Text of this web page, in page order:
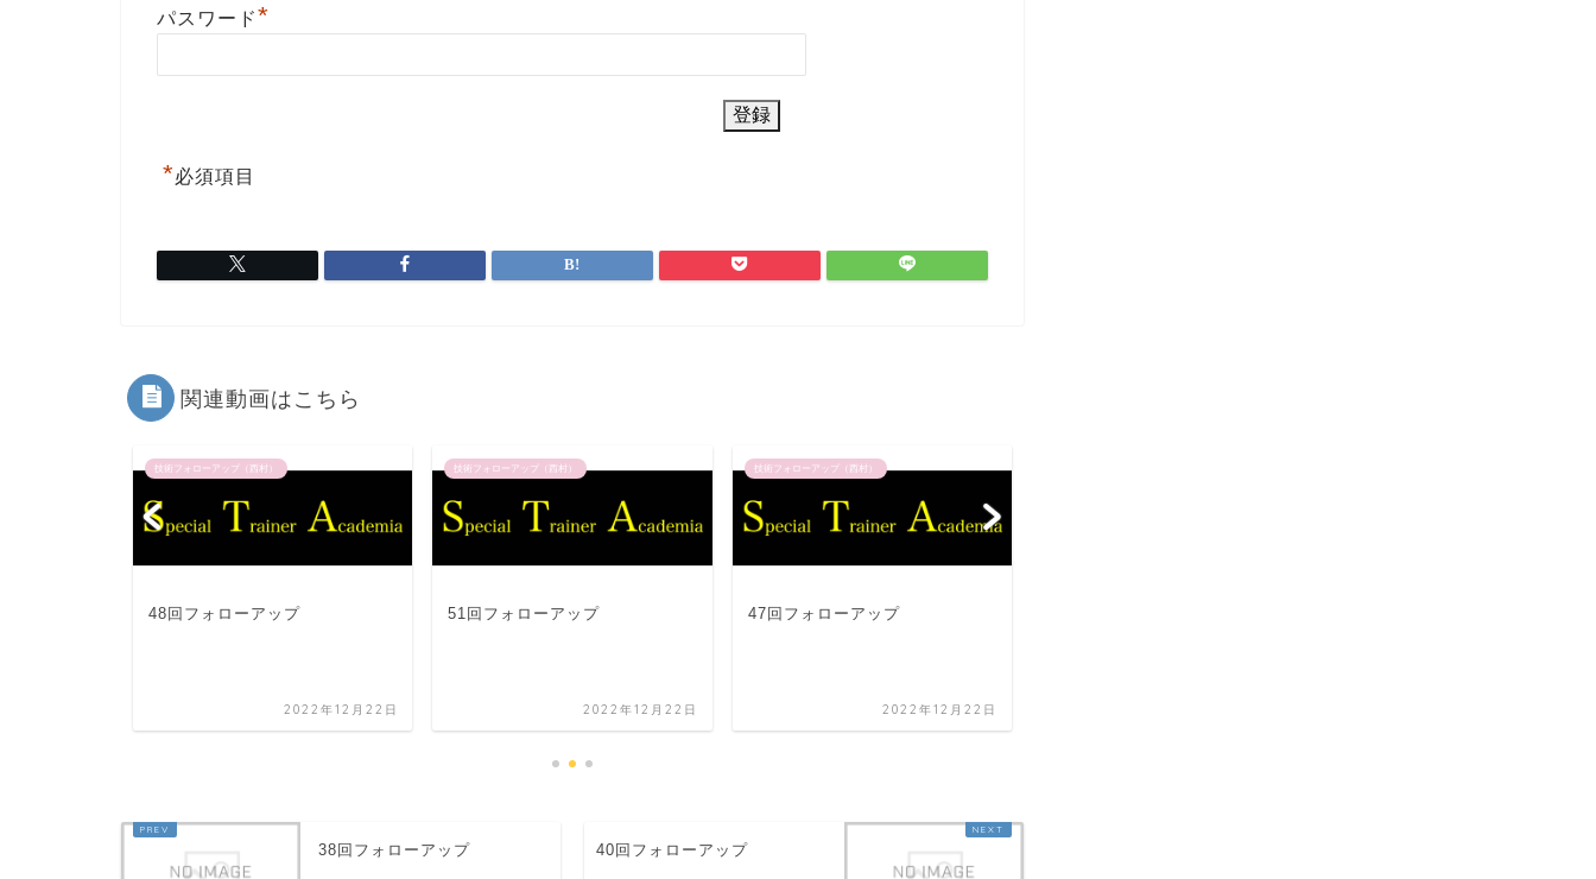
パスワード*
*必須項目
関連動画はこちら
技術フォローアップ（西村）
48回フォローアップ
2022年12月22日
技術フォローアップ（西村）
51回フォローアップ
2022年12月22日
技術フォローアップ（西村）
47回フォローアップ
2022年12月22日
38回フォローアップ 40回フォローアップ